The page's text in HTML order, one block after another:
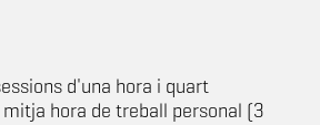
d'una hora i quart
hora de treball personal (3